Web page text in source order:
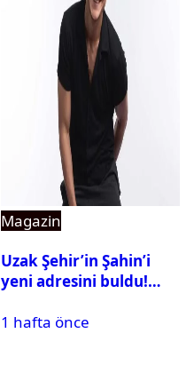
Magazin
Uzak Şehir’in Şahin’i
yeni adresini buldu!
rekortmeni dizide
1 hafta önce